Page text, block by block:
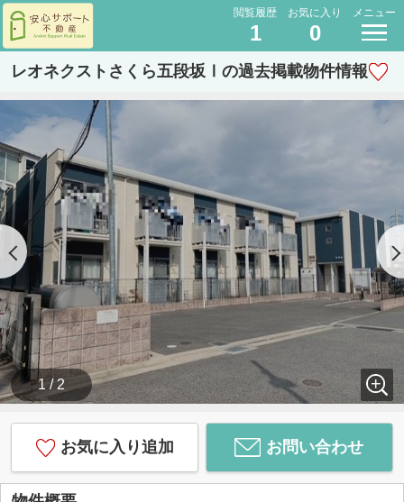
閲覧履歴
1
お気に入り
0
メニュー
レオネクストさくら五段坂Ⅰの過去掲載物件情報
1 / 2
お気に入り追加 お問い合わせ